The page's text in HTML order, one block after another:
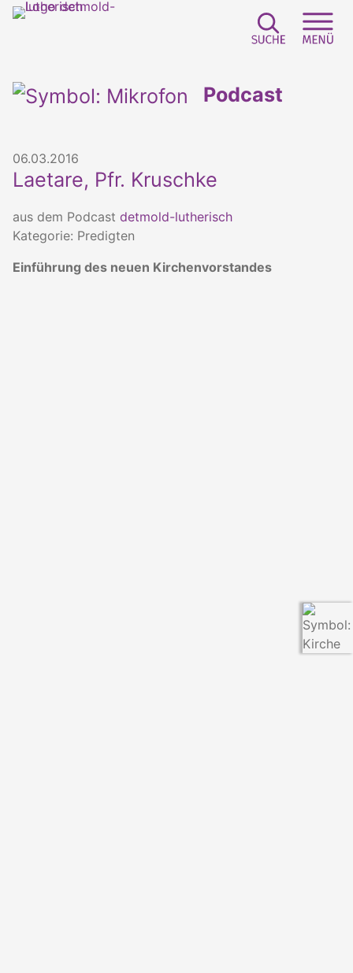
Podcast
06.03.2016
Laetare, Pfr. Kruschke
aus dem Podcast detmold-lutherisch
Kategorie: Predigten
Einführung des neuen Kirchenvorstandes